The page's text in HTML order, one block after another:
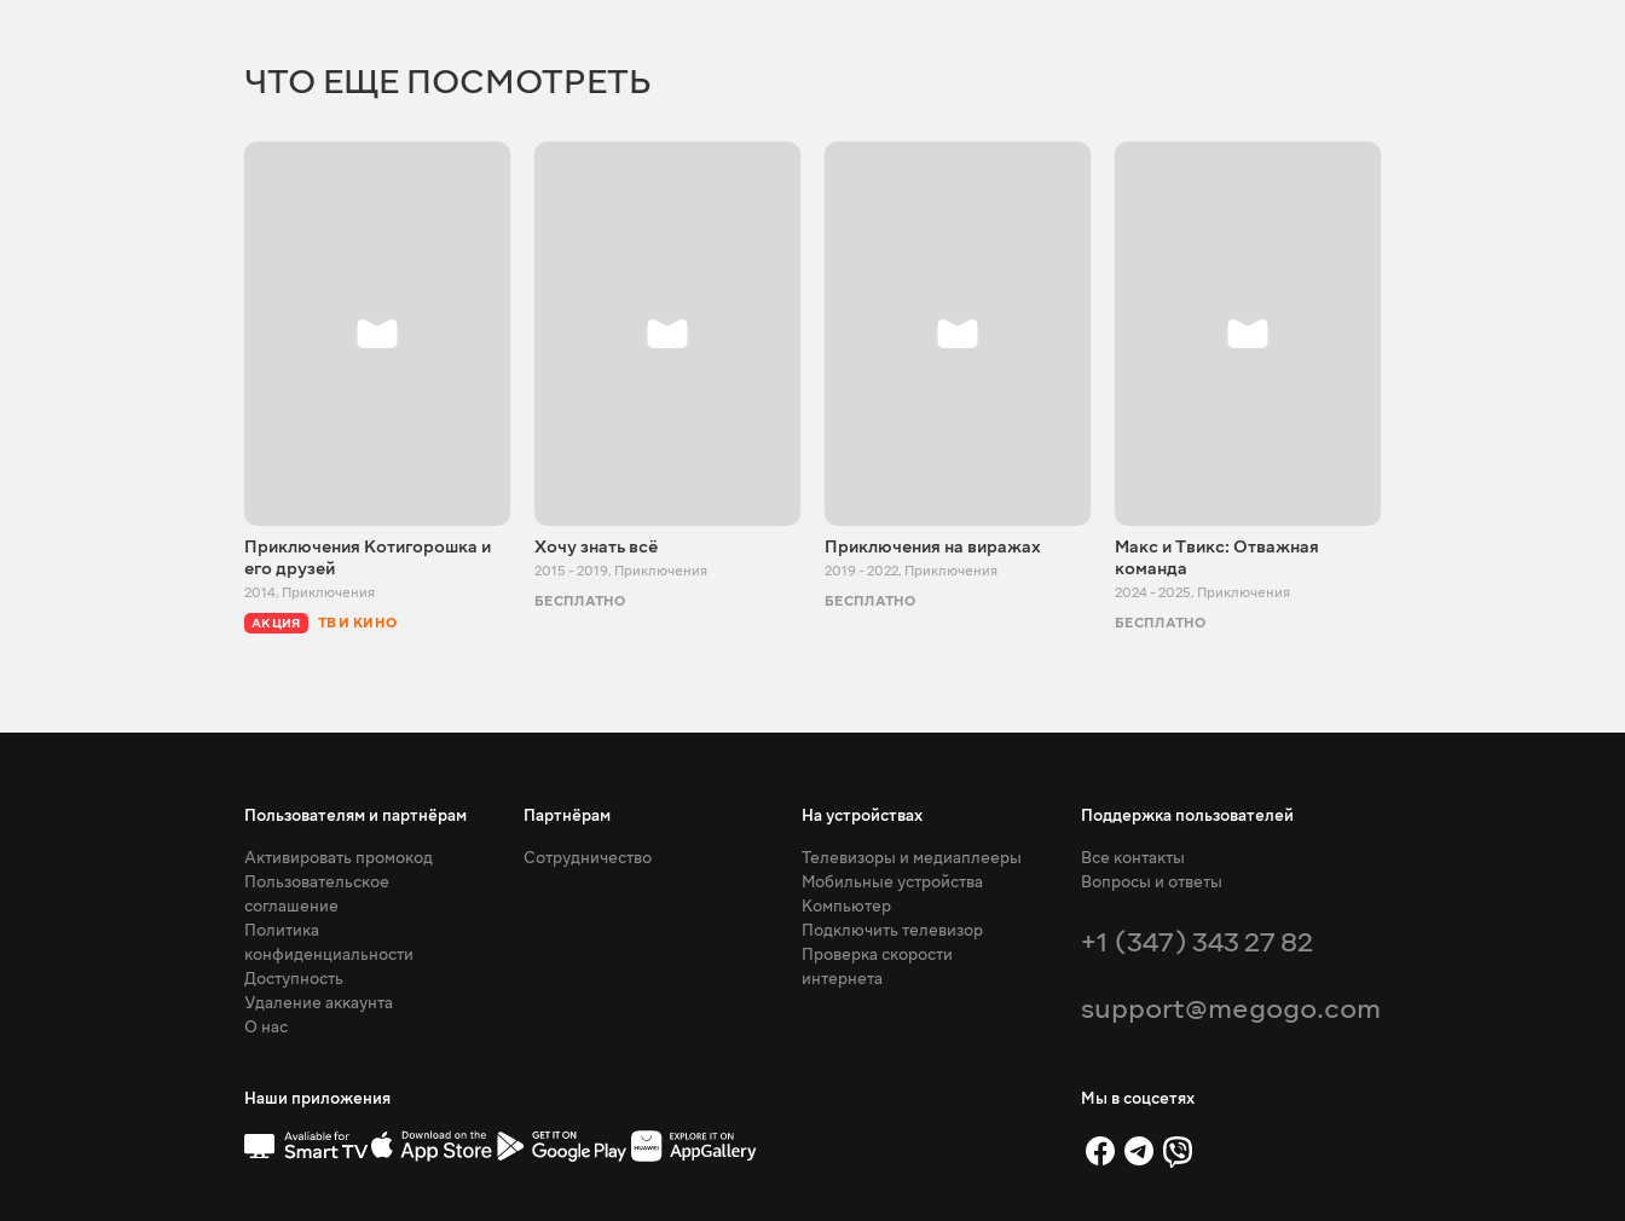
ЧТО ЕЩЕ ПОСМОТРЕТЬ
Приключения Котигорошка и
его друзей
2014, Приключения
АКЦИЯ ТВ И КИНО
Хочу знать всё
2015 - 2019, Приключения
БЕСПЛАТНО
Приключения на виражах
2019 - 2022, Приключения
БЕСПЛАТНО
Макс и Твикс: Отважная
команда
2024 - 2025, Приключения
БЕСПЛАТНО
Пользователям и партнёрам
Активировать промокод
Пользовательское
соглашение
Политика
конфиденциальности
Доступность
Удаление аккаунта
О нас
Партнёрам
Сотрудничество
На устройствах
Телевизоры и медиаплееры
Мобильные устройства
Компьютер
Подключить телевизор
Проверка скорости
интернета
Поддержка пользователей
Все контакты
Вопросы и ответы
+1 (347) 343 27 82
support@megogo.com
Наши приложения Мы в соцсетях